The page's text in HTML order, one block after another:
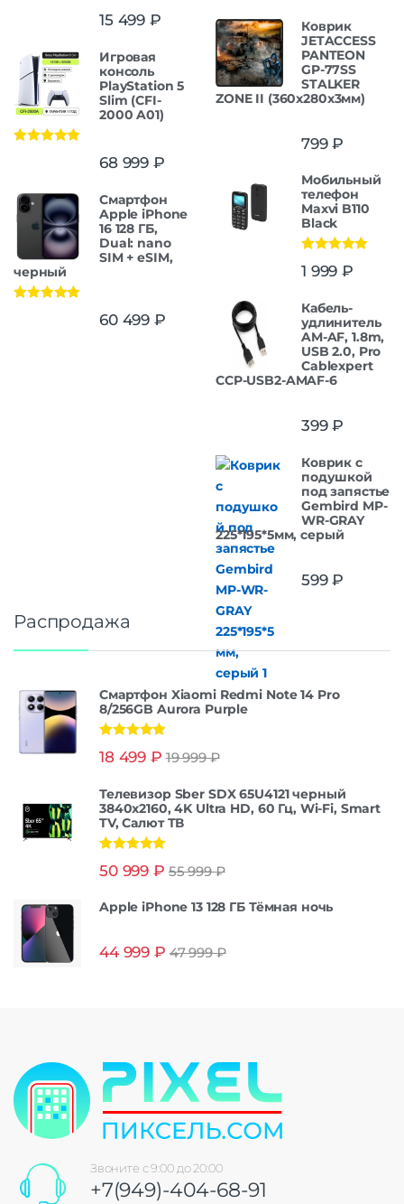
15 499 ₽
Игровая
консоль
PlayStation 5
Slim (CFI-
2000 A01)
68 999 ₽
Смартфон
Apple iPhone
16 128 ГБ,
Dual: nano
SIM + eSIM,
черный
60 499 ₽
Коврик
JETACCESS
PANTEON
GP-77SS
STALKER
ZONE II (360x280x3мм)
799₽
Мобильный
телефон
Maxvi B110
Black
из 5
1 999 ₽
Кабель-
удлинитель
AM-AF, 1.8m,
USB 2.0, Pro
Cablexpert
CCP-USB2-AMAF-6
399₽
Коврик с
подушкой
под запястье
Gembird MP-
WR-GRAY
225*195*5мм, серый
599₽
Распродажа
Смартфон Xiaomi Redmi Note 14 Pro
8/256GB Aurora Purple
из 5
18 499 ₽ 19 999₽
Телевизор Sber SDX 65U4121 черный
3840x2160, 4K Ultra HD, 60 Гц, Wi-Fi, Smart
TV, Салют ТВ
из 5
50 999 ₽ 55 999₽
Apple iPhone 13 128 ГБ Тёмная ночь
44 999 ₽ 47 999₽
Звоните с 9:00 до 20:00
+7(949)-404-68-91